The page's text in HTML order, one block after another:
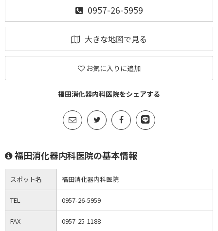
0957-26-5959
大きな地図で見る
お気に入りに追加
福田消化器内科医院をシェアする
福田消化器内科医院の基本情報
スポット名 福田消化器内科医院
TEL 0957-26-5959
FAX 0957-25-1188